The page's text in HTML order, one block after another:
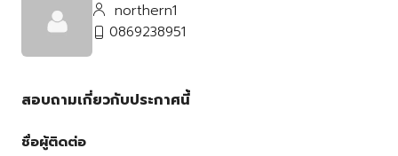
northern1
0869238951
สอบถามเกี่ยวกับประกาศนี้
ชื่อผู้ติดต่อ